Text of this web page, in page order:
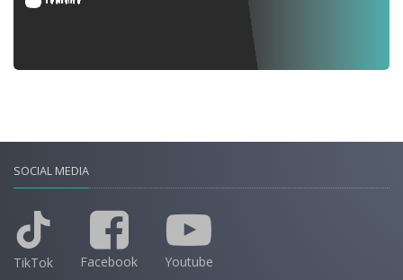
SOCIAL MEDIA
TikTok Facebook Youtube